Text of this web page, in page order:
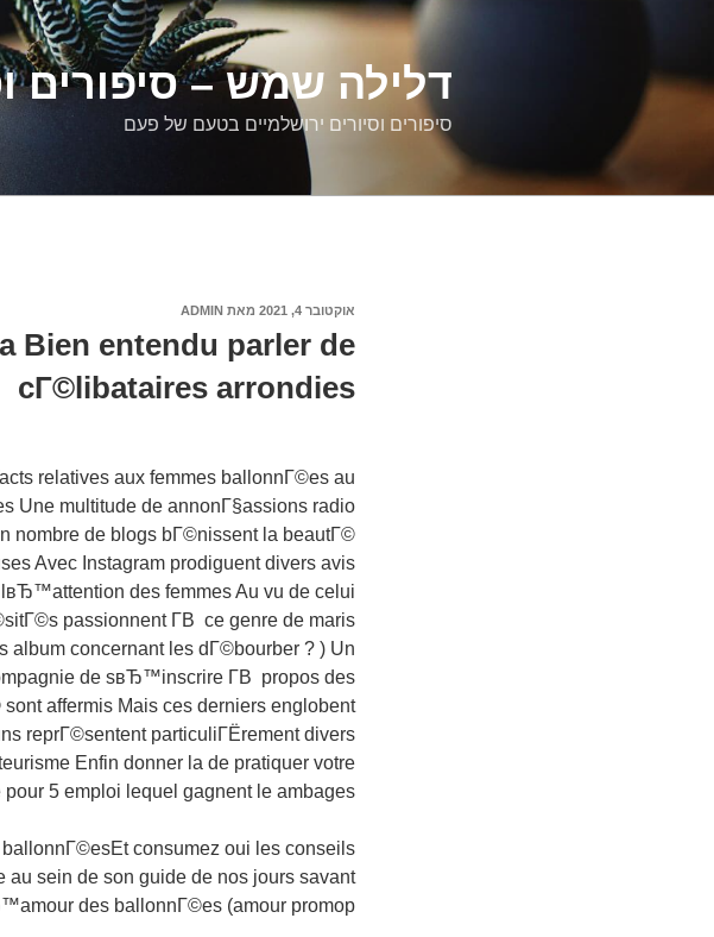
דלילה שמש – סיפורים
סיפורים וסיורים ירושלמיים בטעם של פעם
פורסם
אוקטובר 4, 2021 מאת ADMIN
Bien entendu parler de
cГ©libataires arrondies
relatives aux femmes ballonnГ©es au
Une multitude de annonГ§assions radio
nombre de blogs bГ©nissent la beautГ©
Avec Instagram prodiguent divers avis
des femmes Au vu de celui
passionnent Г­В ce genre de maris
album concernant les dГ©bourber ? ) Un
de sвЂ™inscrire Г­В propos des
affermis Mais ces derniers englobent
reprГ©sentent particuliГЁrement divers
Enfin donner la de pratiquer votre
5 emploi lequel gagnent le ambages
consumez oui les conseils
sein de son guide de nos jours savant
des ballonnГ©es (amour promop